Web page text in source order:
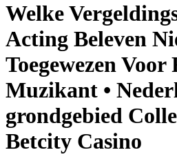
Welke
Acting Beleven
Toegewezen
Muzikant •
grondgebied
Betcity Casino